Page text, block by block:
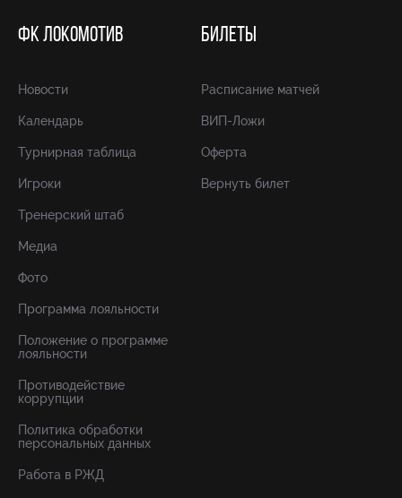
ФК ЛОКОМОТИВ
Новости
Календарь
Турнирная таблица
Игроки
Тренерский штаб
Медиа
Фото
Программа лояльности
Положение о программе
лояльности
Противодействие
коррупции
Политика обработки
персональных данных
Работа в РЖД
БИЛЕТЫ
Расписание матчей
ВИП-Ложи
Оферта
Вернуть билет